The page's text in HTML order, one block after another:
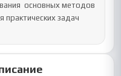
основных методов
практических задач